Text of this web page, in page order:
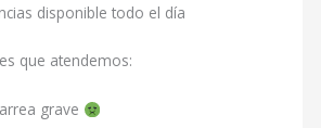
disponible todo el día
que atendemos:
grave